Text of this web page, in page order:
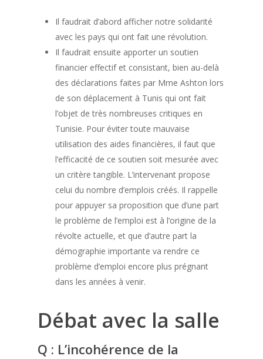
Il faudrait d’abord afficher notre solidarité
avec les pays qui ont fait une révolution.
Il faudrait ensuite apporter un soutien
financier effectif et consistant, bien au-delà
des déclarations faites par Mme Ashton lors
de son déplacement à Tunis qui ont fait
l’objet de très nombreuses critiques en
Tunisie. Pour éviter toute mauvaise
utilisation des aides financières, il faut que
l’efficacité de ce soutien soit mesurée avec
un critère tangible. L’intervenant propose
celui du nombre d’emplois créés. Il rappelle
pour appuyer sa proposition que d’une part
le problème de l’emploi est à l’origine de la
révolte actuelle, et que d’autre part la
démographie importante va rendre ce
problème d’emploi encore plus prégnant
dans les années à venir.
Débat avec la salle
Q : L’incohérence de la